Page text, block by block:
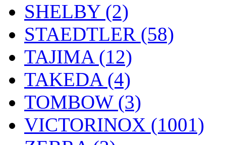
SHELBY (2)
STAEDTLER (58)
TAJIMA (12)
TAKEDA (4)
TOMBOW (3)
VICTORINOX (1001)